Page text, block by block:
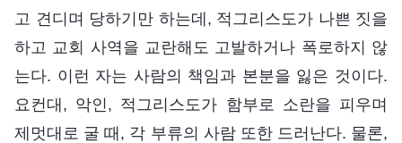
고 견디며 당하기만 하는데, 적그리스도가 나쁜 짓을
하고 교회 사역을 교란해도 고발하거나 폭로하지 않
는다. 이런 자는 사람의 책임과 본분을 잃은 것이다.
요컨대, 악인, 적그리스도가 함부로 소란을 피우며
제멋대로 굴 때, 각 부류의 사람 또한 드러난다. 물론,